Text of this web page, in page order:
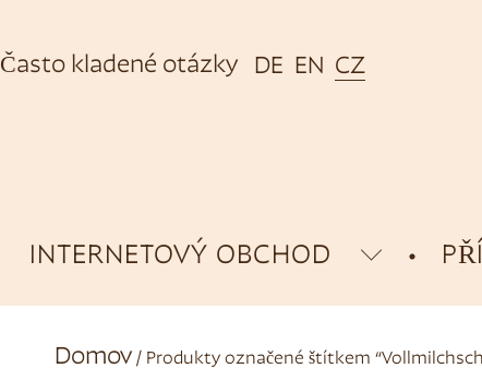
Často kladené otázky DE EN CZ
INTERNETOVÝ OBCHOD
Domov/ Produkty označené štítkem